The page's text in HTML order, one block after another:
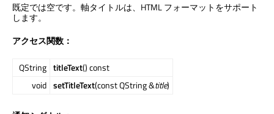
既定では空です。軸タイトルは、HTML フォーマットをサポート
します。
アクセス関数：
QString titleText() const
void setTitleText(const QString &title)